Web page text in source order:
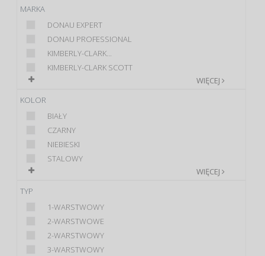
MARKA
DONAU EXPERT
DONAU PROFESSIONAL
KIMBERLY-CLARK...
KIMBERLY-CLARK SCOTT
WIĘCEJ
KOLOR
BIAŁY
CZARNY
NIEBIESKI
STALOWY
WIĘCEJ
TYP
1-WARSTWOWY
2-WARSTWOWE
2-WARSTWOWY
3-WARSTWOWY
dowolnym momencie wycofać.
Polityka prywatności (rozwiń)
Klauzula Informacyjna (rozwiń)
Lista Zaufanych Partnerów (rozwiń)